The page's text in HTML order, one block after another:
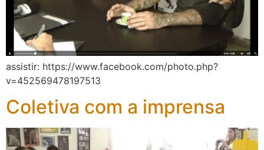
assistir: https://www.facebook.com/photo.php?
v=452569478197513
Coletiva com a imprensa